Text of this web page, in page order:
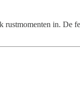
rustmomenten in. De